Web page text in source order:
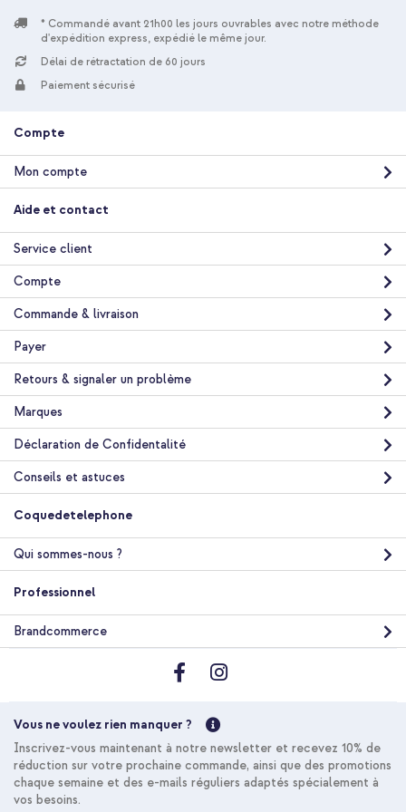
1 Pc
Sans
Non
Coque portefeuille
* Commandé avant 21h00 les jours ouvrables avec notre méthode
d'expédition express, expédié le même jour.
Délai de rétractation de 60 jours
Paiement sécurisé
Compte
Mon compte
Aide et contact
Service client
Compte
Commande & livraison
Payer
Retours & signaler un problème
Marques
Déclaration de Confidentalité
Conseils et astuces
Coquedetelephone
Qui sommes-nous ?
Professionnel
Brandcommerce
Vous ne voulez rien manquer ?
Inscrivez-vous maintenant à notre newsletter et recevez 10% de
réduction sur votre prochaine commande, ainsi que des promotions
chaque semaine et des e-mails réguliers adaptés spécialement à
vos besoins.